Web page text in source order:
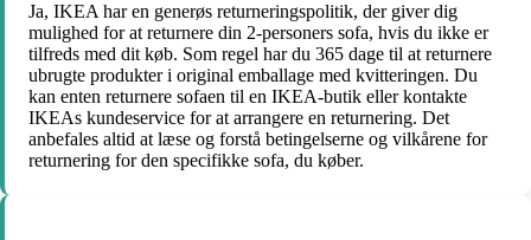
Ja, IKEA har en generøs returneringspolitik, der giver dig
mulighed for at returnere din 2-personers sofa, hvis du ikke er
tilfreds med dit køb. Som regel har du 365 dage til at returnere
ubrugte produkter i original emballage med kvitteringen. Du
kan enten returnere sofaen til en IKEA-butik eller kontakte
IKEAs kundeservice for at arrangere en returnering. Det
anbefales altid at læse og forstå betingelserne og vilkårene for
returnering for den specifikke sofa, du køber.